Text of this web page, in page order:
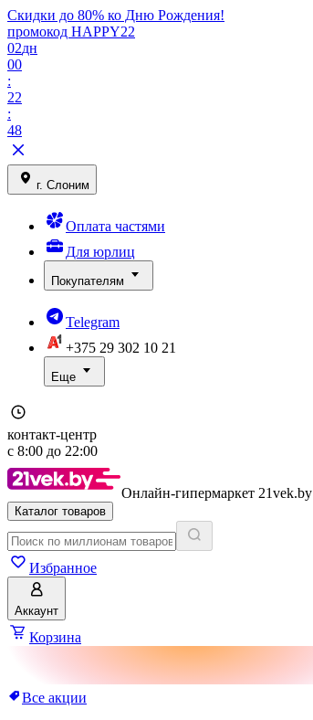
Скидки до 80% ко Дню Рождения!
промокод HAPPY22
02дн
00
:
22
:
48
г. Слоним
Оплата частями
Для юрлиц
Покупателям
Telegram
+375 29 302 10 21
Еще
контакт-центр
с 8:00 до 22:00
Онлайн-гипермаркет 21vek.by
Каталог товаров
Избранное
Аккаунт
Корзина
Все акции